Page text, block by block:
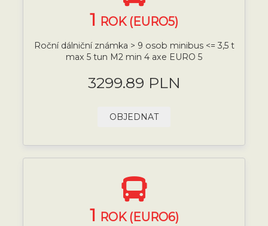
1 ROK (EURO5)
Roční dálniční známka > 9 osob minibus <= 3,5 t
max 5 tun M2 min 4 axe EURO 5
3299.89 PLN
OBJEDNAT
1 ROK (EURO6)